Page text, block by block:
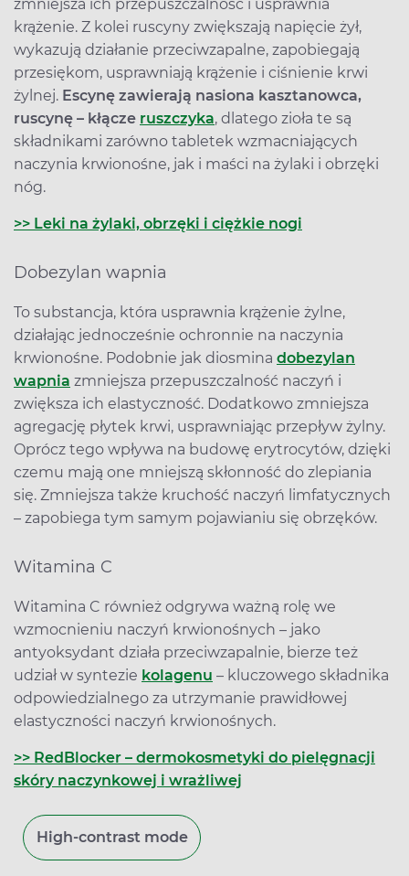
zmniejsza ich przepuszczalność i usprawnia
krążenie. Z kolei ruscyny zwiększają napięcie żył,
wykazują działanie przeciwzapalne, zapobiegają
przesiękom, usprawniają krążenie i ciśnienie krwi
żylnej. Escynę zawierają nasiona kasztanowca,
ruscynę – kłącze ruszczyka, dlatego zioła te są
składnikami zarówno tabletek wzmacniających
naczynia krwionośne, jak i maści na żylaki i obrzęki
nóg.
>> Leki na żylaki, obrzęki i ciężkie nogi
Dobezylan wapnia
To substancja, która usprawnia krążenie żylne,
działając jednocześnie ochronnie na naczynia
krwionośne. Podobnie jak diosmina dobezylan
wapnia zmniejsza przepuszczalność naczyń i
zwiększa ich elastyczność. Dodatkowo zmniejsza
agregację płytek krwi, usprawniając przepływ żylny.
Oprócz tego wpływa na budowę erytrocytów, dzięki
czemu mają one mniejszą skłonność do zlepiania
się. Zmniejsza także kruchość naczyń limfatycznych
– zapobiega tym samym pojawianiu się obrzęków.
Witamina C
Witamina C również odgrywa ważną rolę we
wzmocnieniu naczyń krwionośnych – jako
antyoksydant działa przeciwzapalnie, bierze też
udział w syntezie kolagenu – kluczowego składnika
odpowiedzialnego za utrzymanie prawidłowej
elastyczności naczyń krwionośnych.
>> RedBlocker – dermokosmetyki do pielęgnacji
skóry naczynkowej i wrażliwej
High-contrast mode